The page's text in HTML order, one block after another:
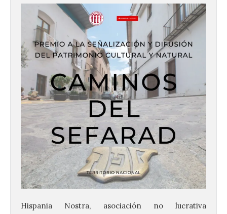
Hispania Nostra, asociación no lucrativa